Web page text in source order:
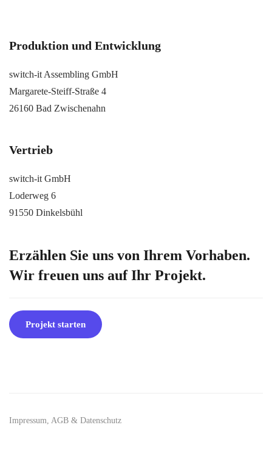
Produktion und Entwicklung
switch-it Assembling GmbH
Margarete-Steiff-Straße 4
26160 Bad Zwischenahn
Vertrieb
switch-it GmbH
Loderweg 6
91550 Dinkelsbühl
Erzählen Sie uns von Ihrem Vorhaben.
Wir freuen uns auf Ihr Projekt.
Projekt starten
Impressum, AGB & Datenschutz